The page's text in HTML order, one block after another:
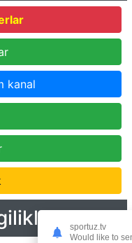
kanal
sportuz.tv
Would like to